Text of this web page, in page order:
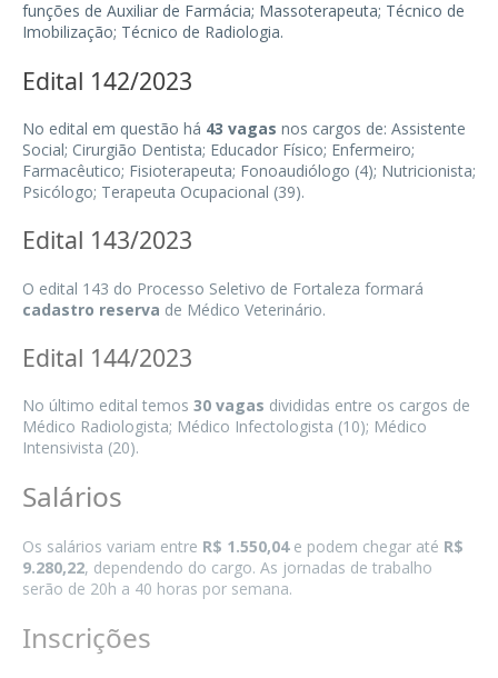
funções de Auxiliar de Farmácia; Massoterapeuta; Técnico de
Imobilização; Técnico de Radiologia.
Edital 142/2023
No edital em questão há 43 vagas nos cargos de: Assistente
Social; Cirurgião Dentista; Educador Físico; Enfermeiro;
Farmacêutico; Fisioterapeuta; Fonoaudiólogo (4); Nutricionista;
Psicólogo; Terapeuta Ocupacional (39).
Edital 143/2023
O edital 143 do Processo Seletivo de Fortaleza formará
cadastro reserva de Médico Veterinário.
Edital 144/2023
No último edital temos 30 vagas divididas entre os cargos de
Médico Radiologista; Médico Infectologista (10); Médico
Intensivista (20).
Salários
Os salários variam entre R$ 1.550,04e podem chegar até R$
9.280,22, dependendo do cargo. As jornadas de trabalho
serão de 20h a 40 horas por semana.
Inscrições